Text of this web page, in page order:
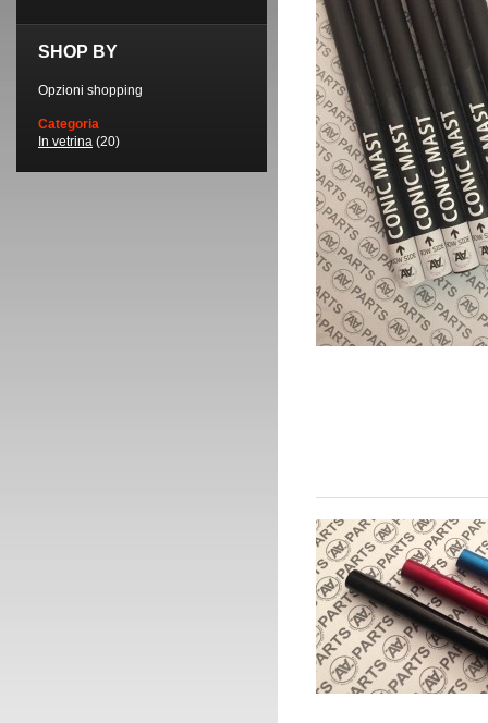
SHOP BY
Opzioni shopping
Categoria
In vetrina (20)